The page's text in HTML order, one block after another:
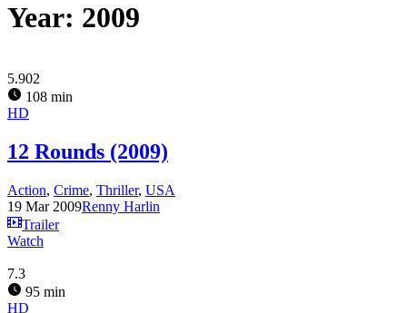
Year: 2009
5.902
108 min
HD
12 Rounds (2009)
Action, Crime, Thriller, USA
19 Mar 2009Renny Harlin
Trailer
Watch
7.3
95 min
HD